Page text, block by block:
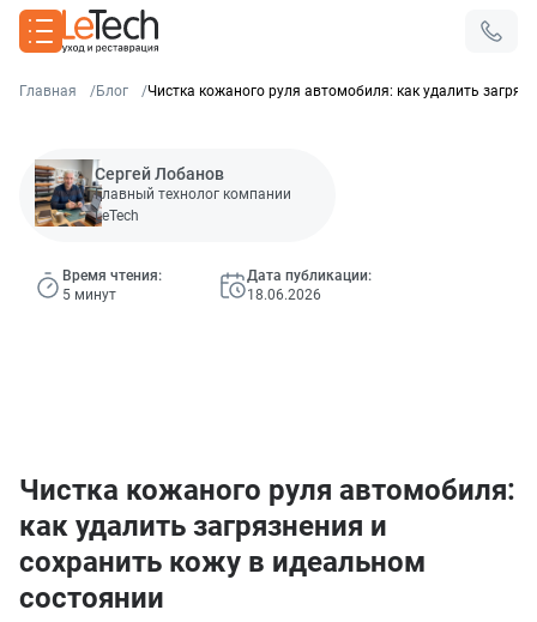
Главная Блог Чистка кожаного руля автомобиля: как удалить
Сергей Лобанов
Главный технолог компании
LeTech
Время чтения:
5 минут
Дата публикации:
18.06.2026
Чистка кожаного руля автомобиля:
как удалить загрязнения и
сохранить кожу в идеальном
состоянии